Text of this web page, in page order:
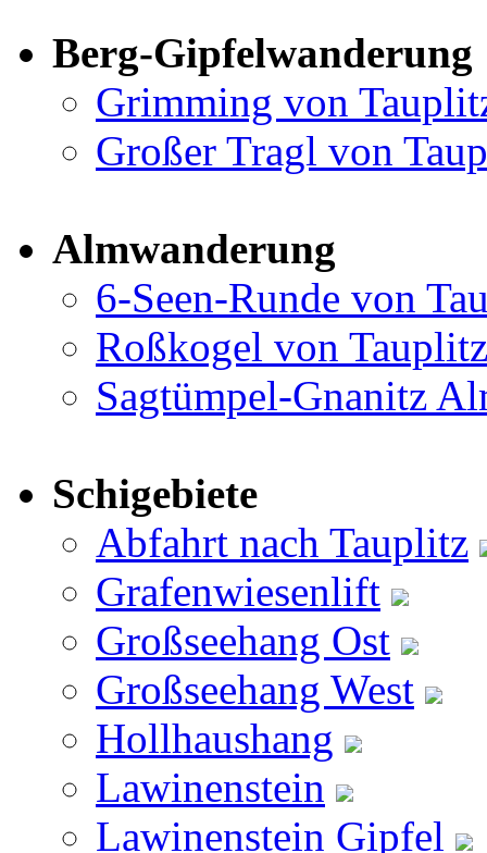
Berg-Gipfelwanderung
Grimming von
Großer Tragl von
Almwanderung
6-Seen-Runde von
Roßkogel von Tauplitz
Sagtümpel-Gnanitz
Schigebiete
Abfahrt nach Tauplitz
Grafenwiesenlift
Großseehang Ost
Großseehang West
Hollhaushang
Lawinenstein
Lawinenstein Gipfel